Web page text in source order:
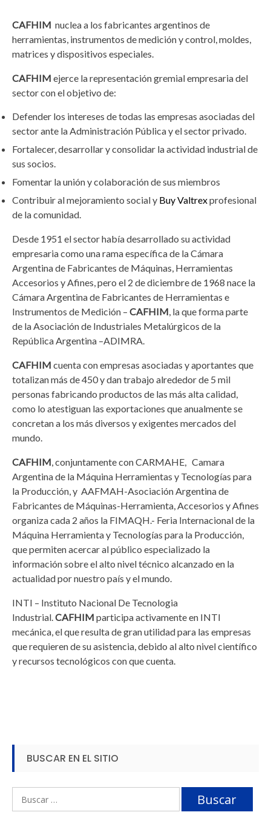
CAFHIM nuclea a los fabricantes argentinos de
herramientas, instrumentos de medición y control, moldes,
matrices y dispositivos especiales.
CAFHIM ejerce la representación gremial empresaria del
sector con el objetivo de:
Defender los intereses de todas las empresas asociadas del
sector ante la Administración Pública y el sector privado.
Fortalecer, desarrollar y consolidar la actividad industrial de
sus socios.
Fomentar la unión y colaboración de sus miembros
Contribuir al mejoramiento social y Buy Valtrexprofesional
de la comunidad.
Desde 1951 el sector había desarrollado su actividad
empresaria como una rama específica de la Cámara
Argentina de Fabricantes de Máquinas, Herramientas
Accesorios y Afines, pero el 2 de diciembre de 1968 nace la
Cámara Argentina de Fabricantes de Herramientas e
Instrumentos de Medición – CAFHIM, la que forma parte
de la Asociación de Industriales Metalúrgicos de la
República Argentina –ADIMRA.
CAFHIM cuenta con empresas asociadas y aportantes que
totalizan más de 450 y dan trabajo alrededor de 5 mil
personas fabricando productos de las más alta calidad,
como lo atestiguan las exportaciones que anualmente se
concretan a los más diversos y exigentes mercados del
mundo.
CAFHIM, conjuntamente con CARMAHE, Camara
Argentina de la Máquina Herramientas y Tecnologías para
la Producción, y AAFMAH-Asociación Argentina de
Fabricantes de Máquinas-Herramienta, Accesorios y Afines
organiza cada 2 años la FIMAQH.- Feria Internacional de la
Máquina Herramienta y Tecnologías para la Producción,
que permiten acercar al público especializado la
información sobre el alto nivel técnico alcanzado en la
actualidad por nuestro país y el mundo.
INTI – Instituto Nacional De Tecnologia
Industrial.CAFHIM participa activamente en INTI
mecánica, el que resulta de gran utilidad para las empresas
que requieren de su asistencia, debido al alto nivel científico
y recursos tecnológicos con que cuenta.
BUSCAR EN EL SITIO